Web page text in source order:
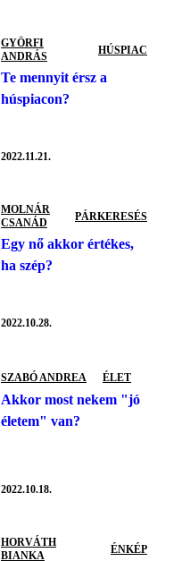
GYÖRFI
ANDRÁS
HÚSPIAC
Te mennyit érsz a
húspiacon?
2022.11.21.
MOLNÁR
CSANÁD
PÁRKERESÉS
Egy nő akkor értékes,
ha szép?
2022.10.28.
SZABÓ ANDREA ÉLET
Akkor most nekem "jó
életem" van?
2022.10.18.
HORVÁTH
BIANKA
ÉNKÉP